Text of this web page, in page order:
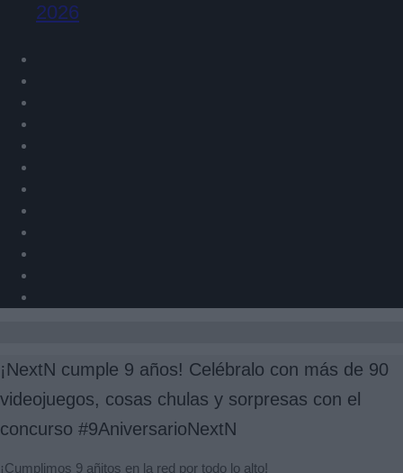
2026
¡NextN cumple 9 años! Celébralo con más de 90
videojuegos, cosas chulas y sorpresas con el
concurso #9AniversarioNextN
¡Cumplimos 9 añitos en la red por todo lo alto!